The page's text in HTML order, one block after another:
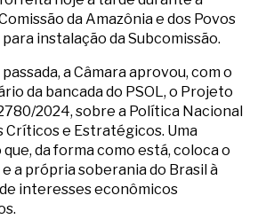
da Amazônia e dos Povos
instalação da Subcomissão.
a Câmara aprovou, com o
da bancada do PSOL, o Projeto
2024, sobre a Política Nacional
Críticos e Estratégicos. Uma
da forma como está, coloca o
a própria soberania do Brasil à
interesses econômicos